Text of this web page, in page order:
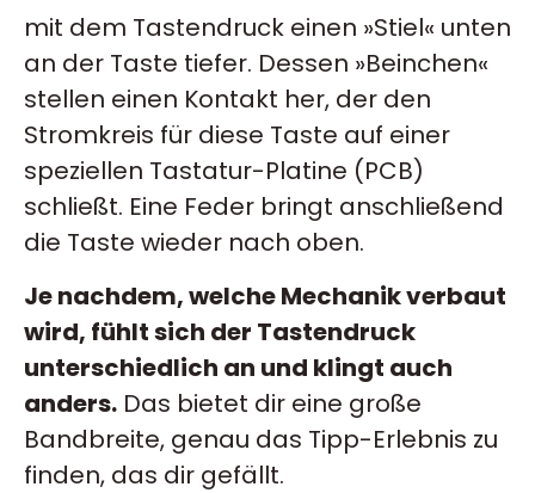
mit dem Tastendruck einen »Stiel« unten
an der Taste tiefer. Dessen »Beinchen«
stellen einen Kontakt her, der den
Stromkreis für diese Taste auf einer
speziellen Tastatur-Platine (PCB)
schließt. Eine Feder bringt anschließend
die Taste wieder nach oben.
Je nachdem, welche Mechanik verbaut
wird, fühlt sich der Tastendruck
unterschiedlich an und klingt auch
anders. Das bietet dir eine große
Bandbreite, genau das Tipp-Erlebnis zu
finden, das dir gefällt.